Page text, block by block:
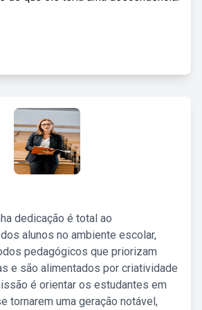
dedicação é total ao
alunos no ambiente escolar,
pedagógicos que priorizam
e são alimentados por criatividade
é orientar os estudantes em
tornarem uma geração notável,